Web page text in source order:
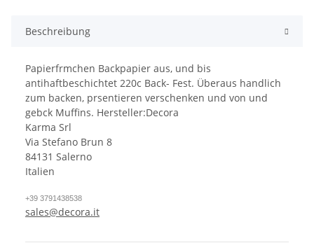
Beschreibung
Papierfrmchen Backpapier aus, und bis
antihaftbeschichtet 220c Back- Fest. Überaus handlich
zum backen, prsentieren verschenken und von und
gebck Muffins. Hersteller:Decora
Karma Srl
Via Stefano Brun 8
84131 Salerno
Italien
+39 3791438538
sales@decora.it